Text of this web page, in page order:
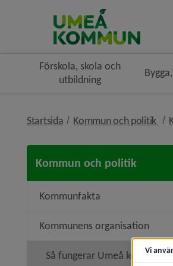
Förskola, skola och
utbildning
Startsida Kommun och politik
Kommun och politik
Kommunfakta
Kommunens organisation
Så fungerar Umeå kommun
Vi